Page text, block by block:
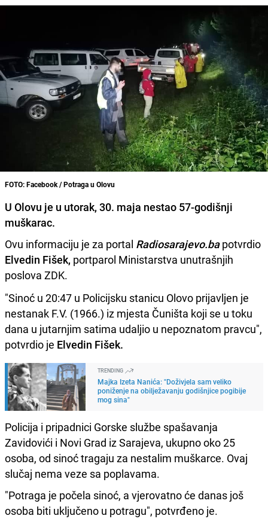
FOTO: Facebook / Potraga u Olovu
U Olovu je u utorak, 30. maja nestao 57-godišnji
muškarac.
Ovu informaciju je za portal Radiosarajevo.bapotvrdio
Elvedin Fišek, portparol Ministarstva unutrašnjih
poslova ZDK.
"Sinoć u 20:47 u Policijsku stanicu Olovo prijavljen je
nestanak F.V. (1966.) iz mjesta Čuništa koji se u toku
dana u jutarnjim satima udaljio u nepoznatom pravcu",
potvrdio je Elvedin Fišek.
TRENDING
Majka Izeta Nanića: "Doživjela sam veliko
poniženje na obilježavanju godišnjice pogibije
mog sina"
Policija i pripadnici Gorske službe spašavanja
Zavidovići i Novi Grad iz Sarajeva, ukupno oko 25
osoba, od sinoć tragaju za nestalim muškarce. Ovaj
slučaj nema veze sa poplavama.
"Potraga je počela sinoć, a vjerovatno će danas još
osoba biti uključeno u potragu", potvrđeno je.